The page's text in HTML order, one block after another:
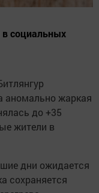
социальных
аномально жаркая
до +35
жители в
дни ожидается
сохраняется